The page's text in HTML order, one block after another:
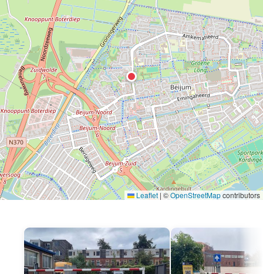
Leaflet | ©OpenStreetMapcontributors